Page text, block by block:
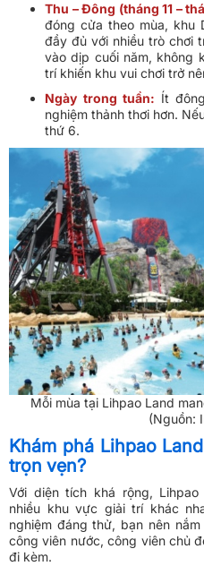
Thu – Đông (tháng 11 –
đóng cửa theo mùa, khu
đầy đủ với nhiều trò chơi
vào dịp cuối năm, không
trí khiến khu vui chơi trở
Ngày trong tuần: Ít
nghiệm thảnh thơi hơn.
thứ 6.
Mỗi mùa tại Lihpao Land
(Nguồn:
Khám phá Lihpao
trọn vẹn?
Với diện tích khá rộng,
nhiều khu vực giải trí khác
nghiệm đáng thử, bạn nên
công viên nước, công viên chủ
đi kèm.